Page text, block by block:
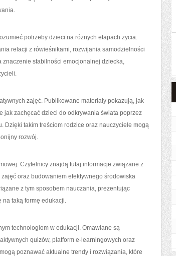
potrzeby dzieci na różnych etapach życia.
relacji z rówieśnikami, rozwijania samodzielności
znaczenie stabilności emocjonalnej dziecka,
zajęć. Publikowane materiały pokazują, jak
jak zachęcać dzieci do odkrywania świata poprzez
Dzięki takim treściom rodzice oraz nauczyciele mogą
rozwój.
Czytelnicy znajdą tutaj informacje związane z
oraz budowaniem efektywnego środowiska
z tym sposobem nauczania, prezentując
na taką formę edukacji.
technologiom w edukacji. Omawiane są
quizów, platform e-learningowych oraz
poznawać aktualne trendy i rozwiązania, które